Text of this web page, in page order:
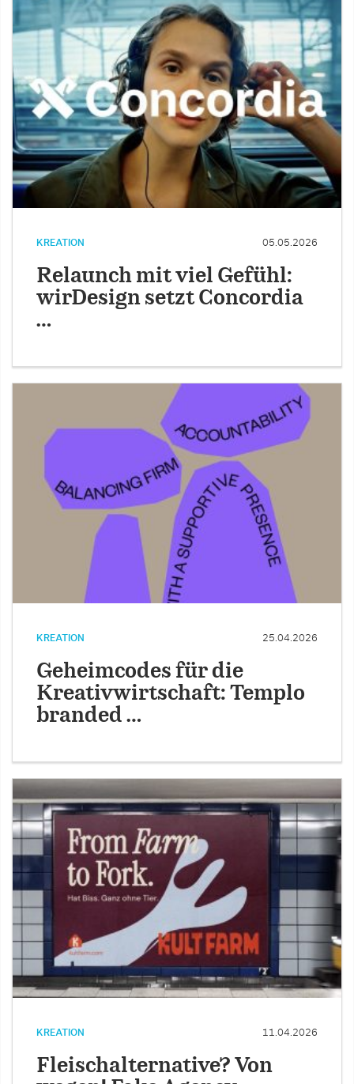
KREATION 05.05.2026
Relaunch mit viel Gefühl:
wirDesign setzt Concordia
…
KREATION 25.04.2026
Geheimcodes für die
Kreativwirtschaft: Templo
branded …
KREATION 11.04.2026
Fleischalternative? Von